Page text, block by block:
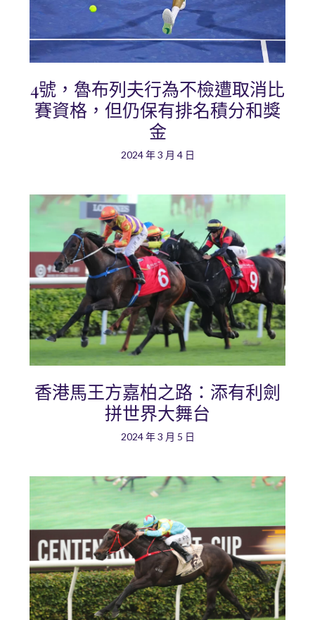
4號，魯布列夫行為不檢遭取消比
賽資格，但仍保有排名積分和獎
金
2024 年 3 月 4 日
香港馬王方嘉柏之路：添有利劍
拼世界大舞台
2024 年 3 月 5 日